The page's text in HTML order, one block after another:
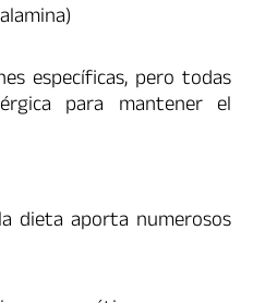
específicas, pero todas
para mantener el
dieta aporta numerosos